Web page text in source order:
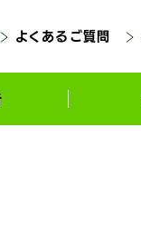
よくあるご質問